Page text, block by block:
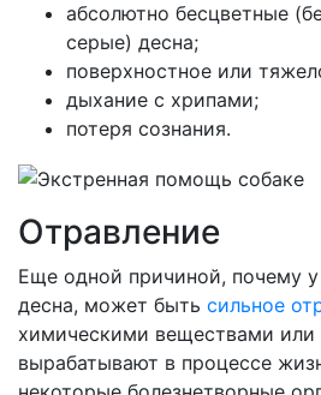
абсолютно бесцветные
серые) десна;
поверхностное или
дыхание с хрипами;
потеря сознания.
Отравление
Еще одной причиной, почему
десна, может быть сильное
химическими веществами
вырабатывают в процессе